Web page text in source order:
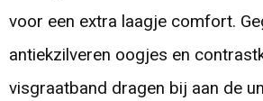
voor een extra laagje comfort.
antiekzilveren oogjes en
visgraatband dragen bij aan de